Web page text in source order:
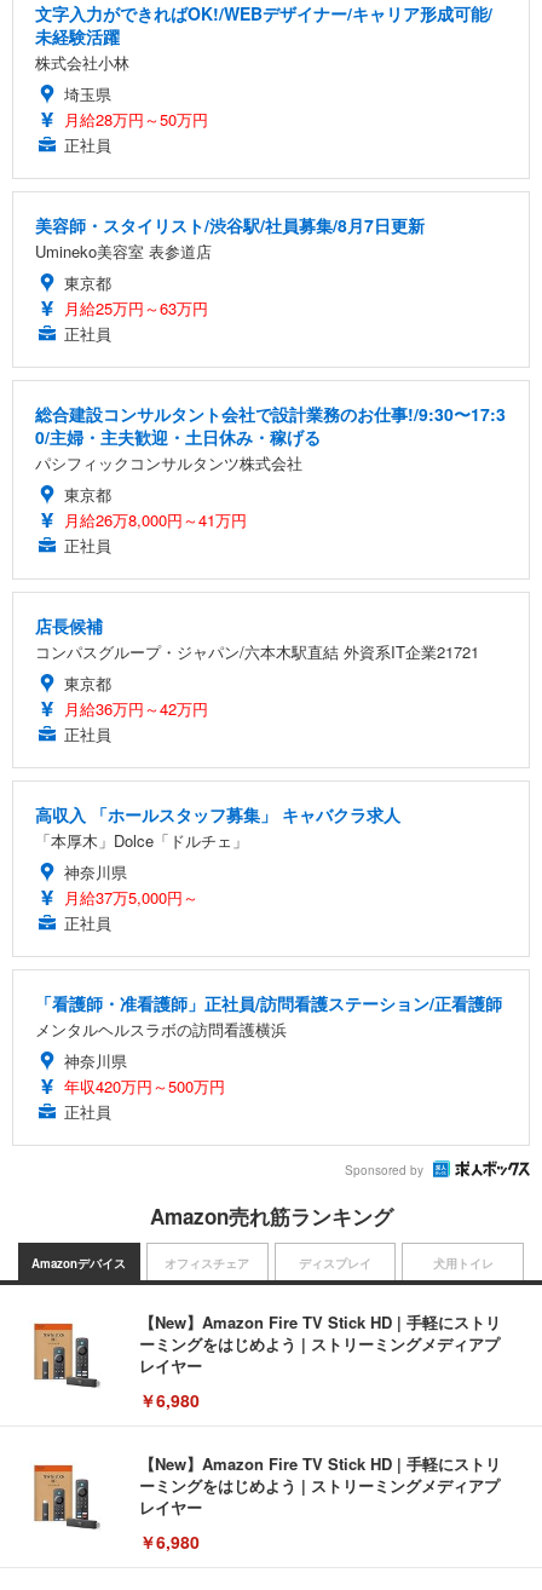
文字入力ができればOK!/WEBデザイナー/キャリア形成可能/
未経験活躍
株式会社小林
埼玉県
月給28万円～50万円
正社員
美容師・スタイリスト/渋谷駅/社員募集/8月7日更新
Umineko美容室 表参道店
東京都
月給25万円～63万円
正社員
総合建設コンサルタント会社で設計業務のお仕事!/9:30〜17:3
0/主婦・主夫歓迎・土日休み・稼げる
パシフィックコンサルタンツ株式会社
東京都
月給26万8,000円～41万円
正社員
店長候補
コンパスグループ・ジャパン/六本木駅直結 外資系IT企業21721
東京都
月給36万円～42万円
正社員
高収入 「ホールスタッフ募集」 キャバクラ求人
「本厚木」Dolce「ドルチェ」
神奈川県
月給37万5,000円～
正社員
「看護師・准看護師」正社員/訪問看護ステーション/正看護師
メンタルヘルスラボの訪問看護横浜
神奈川県
年収420万円～500万円
正社員
Sponsored by
Amazon売れ筋ランキング
Amazonデバイス
【New】Amazon Fire TV Stick HD | 手軽にストリ
ーミングをはじめよう | ストリーミングメディアプ
レイヤー
￥6,980
【New】Amazon Fire TV Stick HD | 手軽にストリ
ーミングをはじめよう | ストリーミングメディアプ
レイヤー
￥6,980
オフィスチェア ディスプレイ 犬用トイレ